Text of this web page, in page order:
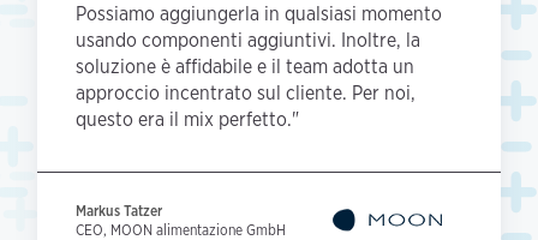
Possiamo aggiungerla in qualsiasi momento
usando componenti aggiuntivi. Inoltre, la
soluzione è affidabile e il team adotta un
approccio incentrato sul cliente. Per noi,
questo era il mix perfetto."
Markus Tatzer
CEO, MOON alimentazione GmbH